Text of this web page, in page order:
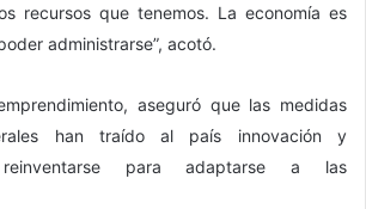
recursos que tenemos. La economía es
administrarse”, acotó.
aseguró que las medidas
han traído al país innovación y
para adaptarse a las